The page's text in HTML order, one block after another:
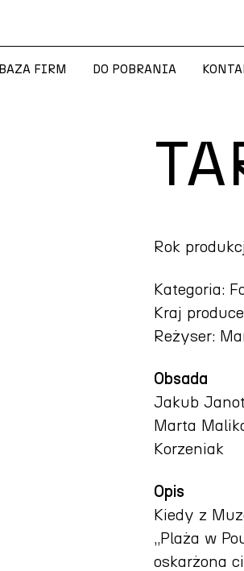
BAZA FIRM
DO POBRANIA
Rok
Kategoria:
Kraj
Reżyser:
Obsada
Jakub
Marta
Korzeniak
Opis
Kiedy z
„Plaża w
oskarżona